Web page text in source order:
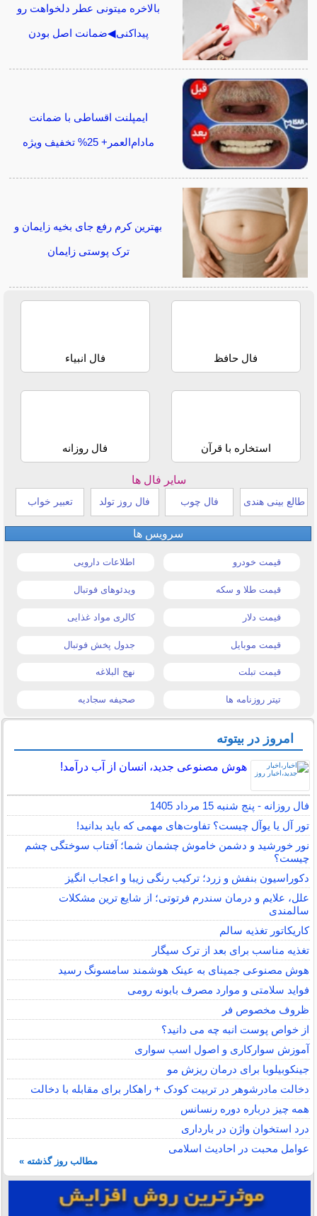
بالاخره میتونی عطر دلخواهت رو
پیداکنی◀ضمانت اصل بودن
ایمپلنت اقساطی با ضمانت
مادام‌العمر+ 25% تخفیف ویژه
بهترین کرم رفع جای بخیه زایمان و
ترک پوستی زایمان
فال حافظ فال انبیاء
استخاره با قرآن فال روزانه
سایر فال ها
طالع بینی هندی فال چوب فال روز تولد تعبیر خواب
سرویس ها
قیمت خودرو اطلاعات دارویی
قیمت طلا و سکه ویدئوهای فوتبال
قیمت دلار کالری مواد غذایی
قیمت موبایل جدول پخش فوتبال
قیمت تبلت نهج البلاغه
تیتر روزنامه ها صحیفه سجادیه
امروز در بیتوته
هوش مصنوعی جدید، انسان از آب درآمد!
فال روزانه - پنج شنبه 15 مرداد 1405
تور آل یا یوآل چیست؟ تفاوت‌های مهمی که باید بدانید!
نور خورشید و دشمن خاموش چشمان شما؛ آفتاب سوختگی چشم
چیست؟
دکوراسیون بنفش و زرد؛ ترکیب رنگی زیبا و اعجاب انگیز
علل، علایم و درمان سندرم فرتوتی؛ از شایع ترین مشکلات
سالمندی
کاریکاتور تغذیه سالم
تغذیه مناسب برای بعد از ترک سیگار
هوش مصنوعی جمینای به عینک هوشمند سامسونگ رسید
فواید سلامتی و موارد مصرف بابونه رومی
ظروف مخصوص فر
از خواص پوست انبه چه می دانید؟
آموزش سوارکاری و اصول اسب سواری
جینکوبیلوبا برای درمان ریزش مو
دخالت مادرشوهر در تربیت کودک + راهکار برای مقابله با دخالت
همه چیز درباره دوره رنسانس
درد استخوان واژن در بارداری
عوامل محبت در احادیث اسلامى
مطالب روز گذشته »